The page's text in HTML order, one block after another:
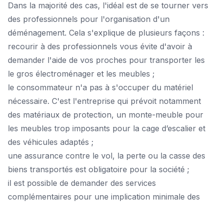
Dans la majorité des cas, l'idéal est de se tourner vers
des professionnels pour l'organisation d'un
déménagement. Cela s'explique de plusieurs façons :
recourir à des professionnels vous évite d'avoir à
demander l'aide de vos proches pour transporter les
le gros électroménager et les meubles ;
le consommateur n'a pas à s'occuper du matériel
nécessaire. C'est l'entreprise qui prévoit notamment
des matériaux de protection, un monte-meuble pour
les meubles trop imposants pour la cage d’escalier et
des véhicules adaptés ;
une assurance contre le vol, la perte ou la casse des
biens transportés est obligatoire pour la société ;
il est possible de demander des services
complémentaires pour une implication minimale des